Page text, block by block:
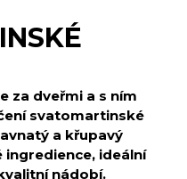
za dveřmi a s ním
svatomartinské
a křupavý
ingredience, ideální
nádobí.